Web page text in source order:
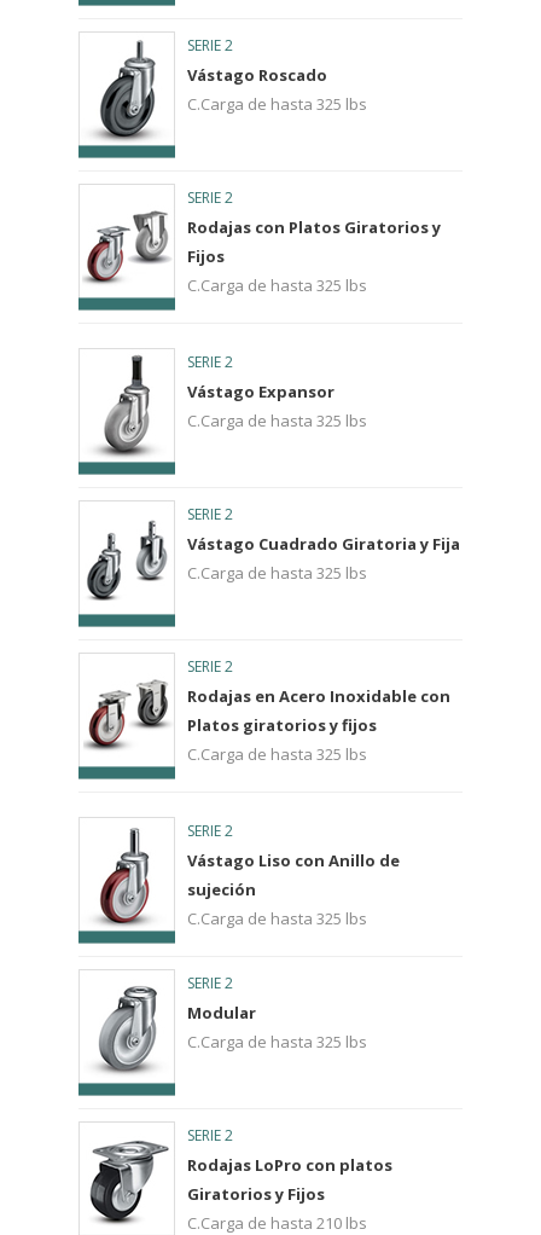
SERIE 2
Vástago Roscado
C.Carga de hasta 325 lbs
SERIE 2
Rodajas con Platos Giratorios y
Fijos
C.Carga de hasta 325 lbs
SERIE 2
Vástago Expansor
C.Carga de hasta 325 lbs
SERIE 2
Vástago Cuadrado Giratoria y Fija
C.Carga de hasta 325 lbs
SERIE 2
Rodajas en Acero Inoxidable con
Platos giratorios y fijos
C.Carga de hasta 325 lbs
SERIE 2
Vástago Liso con Anillo de
sujeción
C.Carga de hasta 325 lbs
SERIE 2
Modular
C.Carga de hasta 325 lbs
SERIE 2
Rodajas LoPro con platos
Giratorios y Fijos
C.Carga de hasta 210 lbs